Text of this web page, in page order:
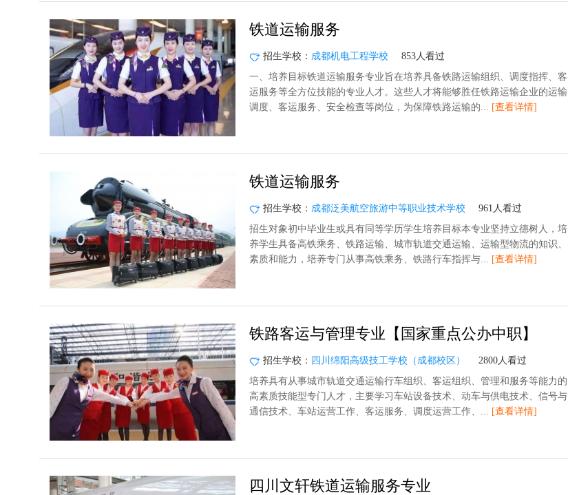
铁道运输服务
招生学校： 成都机电工程学校
853人看过
一、培养目标铁道运输服务专业旨在培养具备铁路运输组织、调度指挥、客
运服务等全方位技能的专业人才。这些人才将能够胜任铁路运输企业的运输
调度、客运服务、安全检查等岗位，为保障铁路运输的... [查看详情]
铁道运输服务
招生学校： 成都泛美航空旅游中等职业技术学校
961人看过
招生对象初中毕业生或具有同等学历学生培养目标本专业坚持立德树人，培
养学生具备高铁乘务、铁路运输、城市轨道交通运输、运输型物流的知识、
素质和能力，培养专门从事高铁乘务、铁路行车指挥与... [查看详情]
铁路客运与管理专业【国家重点公办中职】
招生学校： 四川绵阳高级技工学校（成都校区）
2800人看过
培养具有从事城市轨道交通运输行车组织、客运组织、管理和服务等能力的
高素质技能型专门人才，主要学习车站设备技术、动车与供电技术、信号与
通信技术、车站运营工作、客运服务、调度运营工作、... [查看详情]
四川文轩铁道运输服务专业